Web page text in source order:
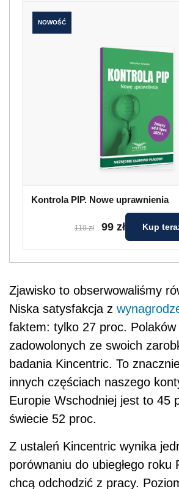
NOWOŚĆ
Kontrola PIP. Nowe uprawnienia
119 zł 99 zł Kup
Zjawisko to obserwowaliśmy
Niska satysfakcja z
faktem: tylko 27 proc. Polaków
zadowolonych ze swoich
badania Kincentric. To
innych częściach naszego
Europie Wschodniej jest to 45
świecie 52 proc.
Z ustaleń Kincentric wynika
porównaniu do ubiegłego roku
chcą odchodzić z pracy.